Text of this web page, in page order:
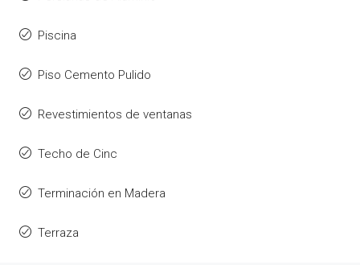
Piscina
Piso Cemento Pulido
Revestimientos de ventanas
Techo de Cinc
Terminación en Madera
Terraza